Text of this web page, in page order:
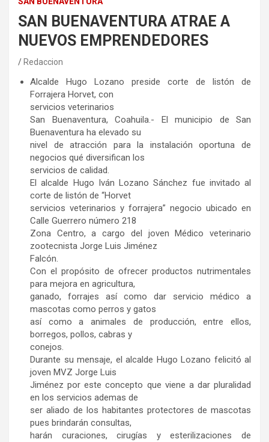
SAN BUENAVENTURA ATRAE A
NUEVOS EMPRENDEDORES
Redaccion
Alcalde Hugo Lozano preside corte de listón de
Forrajera Horvet, con
servicios veterinarios
San Buenaventura, Coahuila.- El municipio de San
Buenaventura ha elevado su
nivel de atracción para la instalación oportuna de
negocios qué diversifican los
servicios de calidad.
El alcalde Hugo Iván Lozano Sánchez fue invitado al
corte de listón de “Horvet
servicios veterinarios y forrajera” negocio ubicado en
Calle Guerrero número 218
Zona Centro, a cargo del joven Médico veterinario
zootecnista Jorge Luis Jiménez
Falcón.
Con el propósito de ofrecer productos nutrimentales
para mejora en agricultura,
ganado, forrajes así como dar servicio médico a
mascotas como perros y gatos
así como a animales de producción, entre ellos,
borregos, pollos, cabras y
conejos.
Durante su mensaje, el alcalde Hugo Lozano felicitó al
joven MVZ Jorge Luis
Jiménez por este concepto que viene a dar pluralidad
en los servicios ademas de
ser aliado de los habitantes protectores de mascotas
pues brindarán consultas,
harán curaciones, cirugías y esterilizaciones de